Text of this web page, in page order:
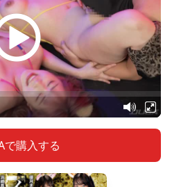
で購入する